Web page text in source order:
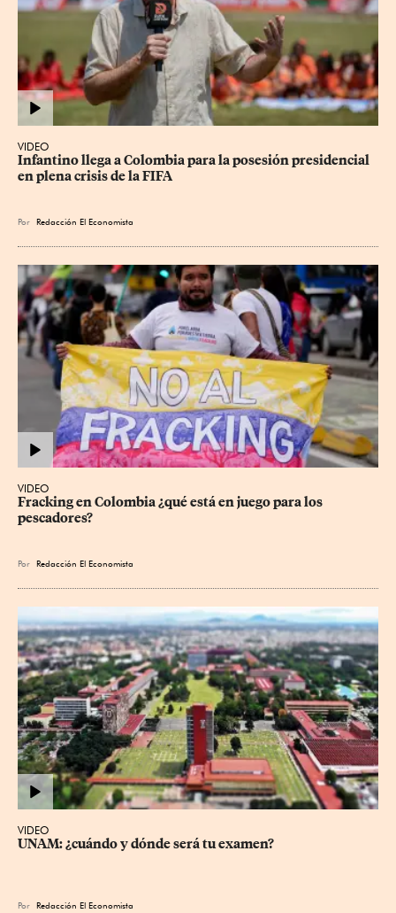
VIDEO
Infantino llega a Colombia para la posesión presidencial
en plena crisis de la FIFA
Por Redacción El Economista
VIDEO
Fracking en Colombia ¿qué está en juego para los
pescadores?
Por Redacción El Economista
VIDEO
UNAM: ¿cuándo y dónde será tu examen?
Por Redacción El Economista